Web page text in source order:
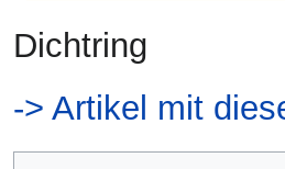
Navigation
Suche
Dichtring
-> Artikel mit